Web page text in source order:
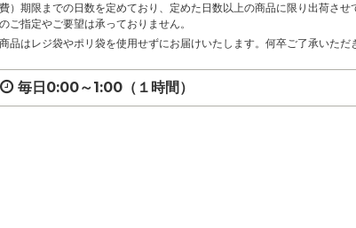
）期限までの日数を定めており、定めた日数以上の商品に限り出荷させ
ご指定やご要望は承っておりません。
品はレジ袋やポリ袋を使用せずにお届けいたします。何卒ご了承いただ
毎日0:00～1:00（１時間）